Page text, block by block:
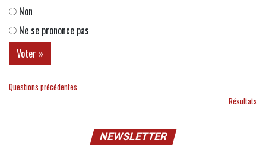
Non
Ne se prononce pas
Questions précédentes
Résultats
NEWSLETTER